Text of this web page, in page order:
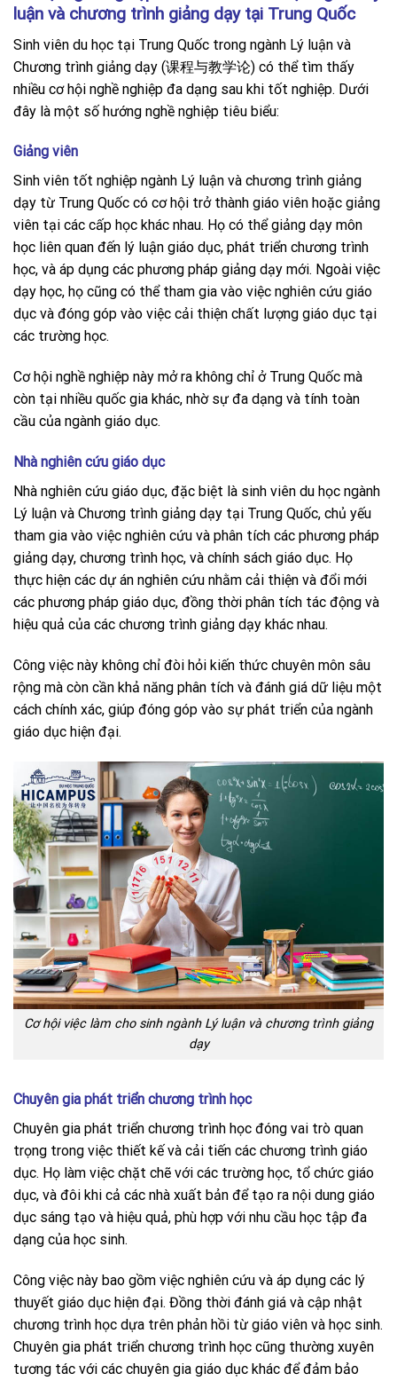
luận và chương trình giảng dạy tại Trung Quốc
Sinh viên du học tại Trung Quốc trong ngành Lý luận và
Chương trình giảng dạy (课程与教学论) có thể tìm thấy
nhiều cơ hội nghề nghiệp đa dạng sau khi tốt nghiệp. Dưới
đây là một số hướng nghề nghiệp tiêu biểu:
Giảng viên
Sinh viên tốt nghiệp ngành Lý luận và chương trình giảng
dạy từ Trung Quốc có cơ hội trở thành giáo viên hoặc giảng
viên tại các cấp học khác nhau. Họ có thể giảng dạy môn
học liên quan đến lý luận giáo dục, phát triển chương trình
học, và áp dụng các phương pháp giảng dạy mới. Ngoài việc
dạy học, họ cũng có thể tham gia vào việc nghiên cứu giáo
dục và đóng góp vào việc cải thiện chất lượng giáo dục tại
các trường học.
Cơ hội nghề nghiệp này mở ra không chỉ ở Trung Quốc mà
còn tại nhiều quốc gia khác, nhờ sự đa dạng và tính toàn
cầu của ngành giáo dục.
Nhà nghiên cứu giáo dục
Nhà nghiên cứu giáo dục, đặc biệt là sinh viên du học ngành
Lý luận và Chương trình giảng dạy tại Trung Quốc, chủ yếu
tham gia vào việc nghiên cứu và phân tích các phương pháp
giảng dạy, chương trình học, và chính sách giáo dục. Họ
thực hiện các dự án nghiên cứu nhằm cải thiện và đổi mới
các phương pháp giáo dục, đồng thời phân tích tác động và
hiệu quả của các chương trình giảng dạy khác nhau.
Công việc này không chỉ đòi hỏi kiến thức chuyên môn sâu
rộng mà còn cần khả năng phân tích và đánh giá dữ liệu một
cách chính xác, giúp đóng góp vào sự phát triển của ngành
giáo dục hiện đại.
Cơ hội việc làm cho sinh ngành Lý luận và chương trình giảng
dạy
Chuyên gia phát triển chương trình học
Chuyên gia phát triển chương trình học đóng vai trò quan
trọng trong việc thiết kế và cải tiến các chương trình giáo
dục. Họ làm việc chặt chẽ với các trường học, tổ chức giáo
dục, và đôi khi cả các nhà xuất bản để tạo ra nội dung giáo
dục sáng tạo và hiệu quả, phù hợp với nhu cầu học tập đa
dạng của học sinh.
Công việc này bao gồm việc nghiên cứu và áp dụng các lý
thuyết giáo dục hiện đại. Đồng thời đánh giá và cập nhật
chương trình học dựa trên phản hồi từ giáo viên và học sinh.
Chuyên gia phát triển chương trình học cũng thường xuyên
tương tác với các chuyên gia giáo dục khác để đảm bảo